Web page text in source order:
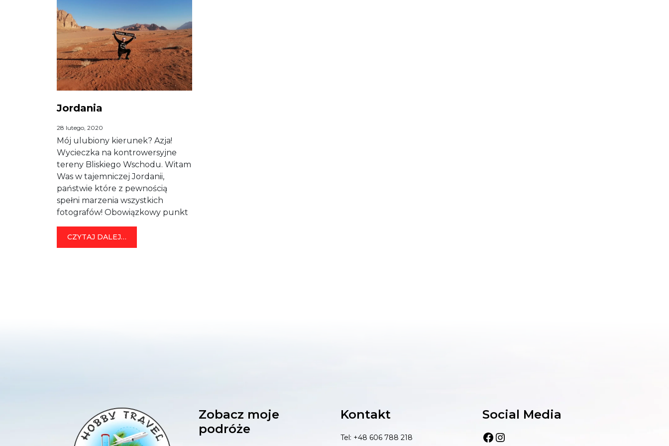
Jordania
28 lutego, 2020
Mój ulubiony kierunek? Azja!
Wycieczka na kontrowersyjne
tereny Bliskiego Wschodu. Witam
Was w tajemniczej Jordanii,
państwie które z pewnością
spełni marzenia wszystkich
fotografów! Obowiązkowy punkt
starożytności i mitycznych miast
na horyzoncie! To tu
CZYTAJ DALEJ…
Zobacz moje
podróże
Kontakt
Tel: +48 606 788 218
Social Media
Facebook
Instagram